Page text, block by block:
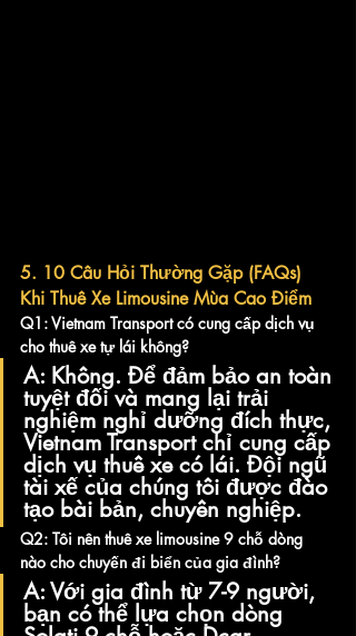
5. 10 Câu Hỏi Thường Gặp (FAQs)
Khi Thuê Xe Limousine Mùa Cao Điểm
Q1: Vietnam Transport có cung cấp dịch vụ
cho thuê xe tự lái không?
A: Không. Để đảm bảo an toàn
tuyệt đối và mang lại trải
nghiệm nghỉ dưỡng đích thực,
Vietnam Transport chỉ cung cấp
dịch vụ thuê xe có lái. Đội ngũ
tài xế của chúng tôi được đào
tạo bài bản, chuyên nghiệp.
Q2: Tôi nên thuê xe limousine 9 chỗ dòng
nào cho chuyến đi biển của gia đình?
A: Với gia đình từ 7-9 người,
bạn có thể lựa chọn dòng